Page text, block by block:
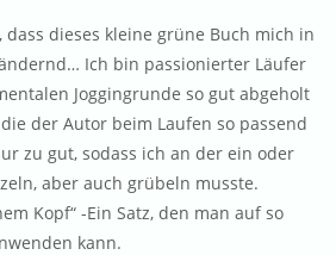
dieses kleine grüne Buch mich in
Ich bin passionierter Läufer
Joggingrunde so gut abgeholt
der Autor beim Laufen so passend
zu gut, sodass ich an der ein oder
aber auch grübeln musste.
Kopf“ -Ein Satz, den man auf so
kann.